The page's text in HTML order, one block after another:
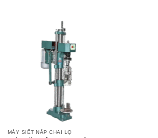
MÁY SIẾT NẮP CHAI LỌ